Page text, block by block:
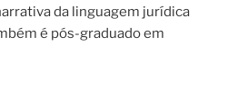
da linguagem jurídica
é pós-graduado em